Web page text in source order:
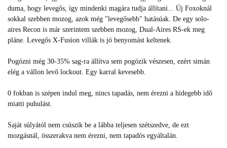
duma, hogy levegős, így mindenki magára tudja állítani... Új Foxoknál
sokkal szebben mozog, azok még "levegősebb" hatásúak. De egy solo-
aires Recon is már szerintem szebben mozog, Dual-Aires RS-ek meg
pláne. Levegős X-Fusion villák is jó benyomást keltenek.
Pogózni még 30-35% sag-ra állítva sem pogózik vészesen, ezért simán
elég a vállon levő lockout. Egy karral kevesebb.
0 fokban is szépen indul meg, nincs tapadás, nem érezni a hidegebb idő
miatti puhulást.
Saját súlyától nem csúszik be a lábba teljesen szétszedve, de ezt
mozgásnál, összerakva nem érezni, nem tapadós egyáltalán.